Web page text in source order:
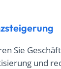
Sie
und